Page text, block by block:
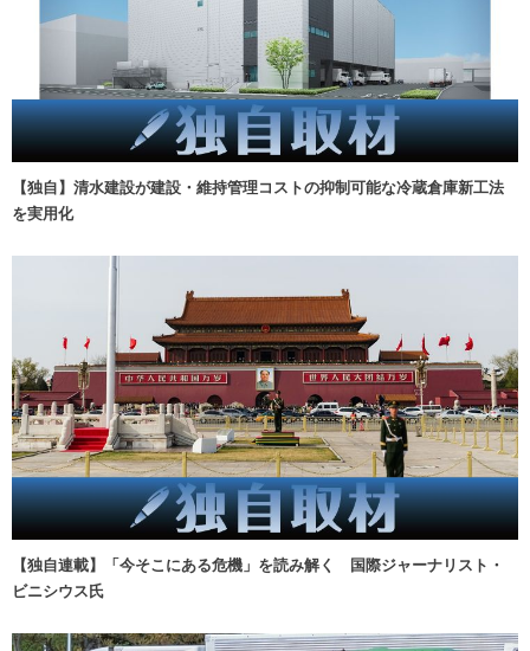
【独自】清水建設が建設・維持管理コストの抑制可能な冷蔵倉庫新工法
を実用化
【独自連載】「今そこにある危機」を読み解く 国際ジャーナリスト・
ビニシウス氏